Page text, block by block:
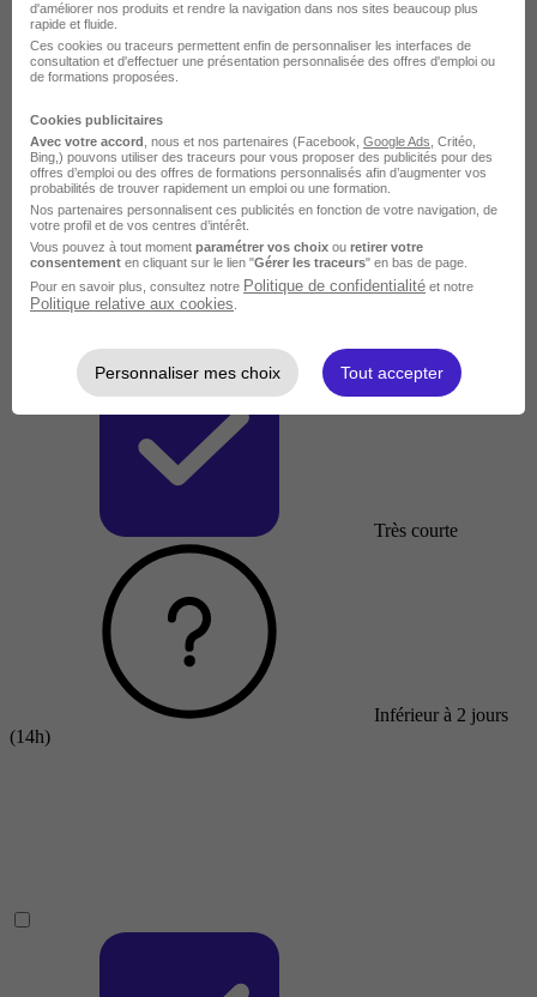
Très courte
Inférieur à 2 jours
(14h)
d'améliorer nos produits et rendre la navigation dans nos sites beaucoup plus
rapide et fluide.
Ces cookies ou traceurs permettent enfin de personnaliser les interfaces de
consultation et d'effectuer une présentation personnalisée des offres d'emploi ou
de formations proposées.
Cookies publicitaires
Avec votre accord , nous et nos partenaires (Facebook, Google Ads , Critéo,
Bing,) pouvons utiliser des traceurs pour vous proposer des publicités pour des
offres d’emploi ou des offres de formations personnalisés afin d’augmenter vos
probabilités de trouver rapidement un emploi ou une formation.
Nos partenaires personnalisent ces publicités en fonction de votre navigation, de
votre profil et de vos centres d’intérêt.
Vous pouvez à tout moment paramétrer vos choix ou retirer votre
consentement en cliquant sur le lien "Gérer les traceurs" en bas de page.
Pour en savoir plus, consultez notre Politique de confidentialité et notre
Politique relative aux cookies
Personnaliser mes choix Tout accepter